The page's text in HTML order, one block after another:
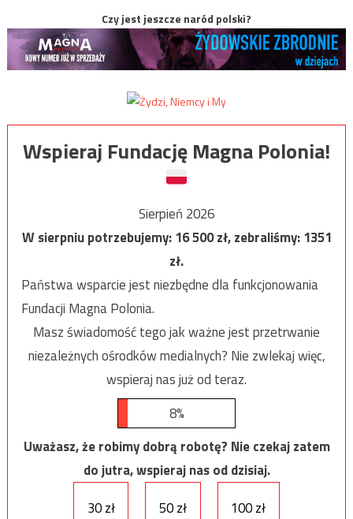
Czy jest jeszcze naród polski?
Wspieraj Fundację Magna Polonia!
Sierpień 2026
W sierpniu potrzebujemy:16 500zł, zebraliśmy:1351
zł.
Państwa wsparcie jest niezbędne dla funkcjonowania
Fundacji Magna Polonia.
Masz świadomość tego jak ważne jest przetrwanie
niezależnych ośrodków medialnych? Nie zwlekaj więc,
wspieraj nas już od teraz.
8%
Uważasz, że robimy dobrą robotę? Nie czekaj zatem
do jutra, wspieraj nas od dzisiaj.
30 zł
50 zł 100 zł